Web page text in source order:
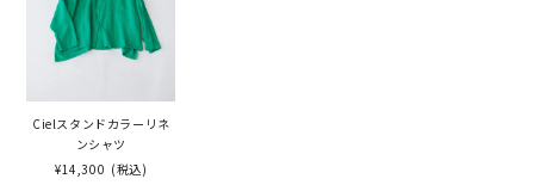
Cielスタンドカラーリネ
ンシャツ
¥14,300 (税込)